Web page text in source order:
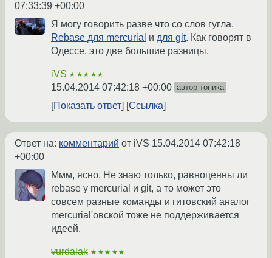
07:33:39 +00:00
Я могу говорить разве что со слов гугла.
Rebase для mercurial и для git. Как говорят в
Одессе, это две большие разницы.
iVS ★★★★★
15.04.2014 07:42:18 +00:00 автор топика
Показать ответ Ссылка
Ответ на: комментарий от iVS 15.04.2014 07:42:18
+00:00
Ммм, ясно. Не знаю только, равноценны ли
rebase у mercurial и git, а то может это
совсем разные команды и гитовский аналог
mercurial'овской тоже не поддерживается
идеей.
vurdalak ★★★★★